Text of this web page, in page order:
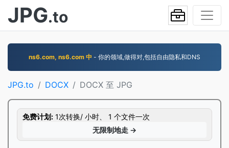
JPG.to
ns6.com, ns6.com 中 - 你的领域,做得对,包括自由隐私和DNS
JPG.to DOCX DOCX 至 JPG
免费计划: 1次转换/ 小时、 1 个文件一次
无限制地走 →